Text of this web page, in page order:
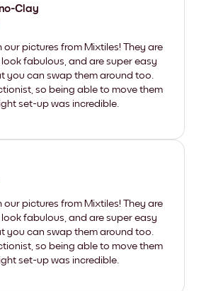
Clay
our pictures from Mixtiles! They are
fabulous, and are super easy
you can swap them around too.
so being able to move them
set-up was incredible.
our pictures from Mixtiles! They are
fabulous, and are super easy
you can swap them around too.
so being able to move them
set-up was incredible.